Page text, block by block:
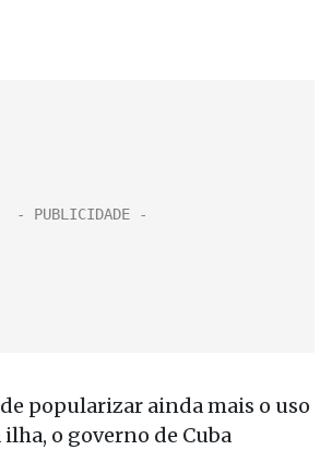
popularizar ainda mais o uso
o governo de Cuba